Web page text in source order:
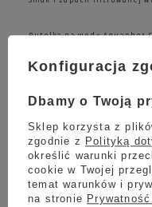
Butelka na wodę
wielorazowego użytku,
ograniczeniu zakupów
Jeden filtr wymienny
Ze względu na zmiany
producenta, otrzymana
poziomy.
Konfiguracja
Dbamy o Twoją
Sklep korzysta z
zgodnie z Polityką
określić warunki
cookie w Twojej
temat warunków i
na stronie